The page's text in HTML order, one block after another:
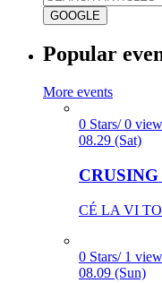
GOOGLE
Popular
More events
0 Stars/ 0
08.29 (Sat)
CÉ LA VI
0 Stars/ 1
08.09 (Sun)